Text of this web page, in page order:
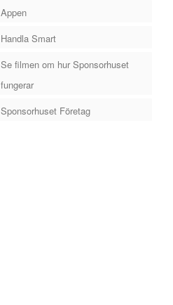
Appen
Handla Smart
Se filmen om hur Sponsorhuset
fungerar
Sponsorhuset Företag